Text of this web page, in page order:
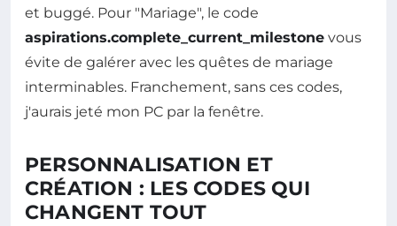
et buggé. Pour "Mariage", le code
aspirations.complete_current_milestone vous
évite de galérer avec les quêtes de mariage
interminables. Franchement, sans ces codes,
j'aurais jeté mon PC par la fenêtre.
PERSONNALISATION ET
CRÉATION : LES CODES QUI
CHANGENT TOUT